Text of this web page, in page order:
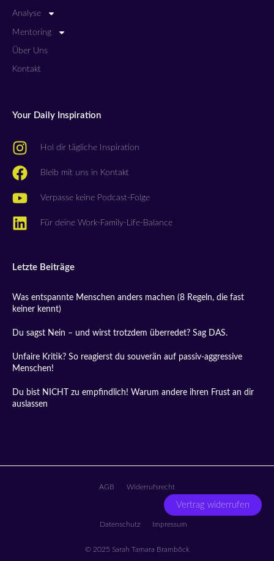
Analyse
Mentoring
Über Uns
Kontakt
Your Daily Inspiration
Hol dir tägliche Inspiration
Bleib mit uns in Kontakt
Verpasse keine Podcast-Folge
Für deine Work-Family-Life-Balance
Letzte Beiträge
Was entspannte Menschen anders machen (8 Regeln, die fast
keiner kennt)
Du sagst Nein – und wirst trotzdem überredet? Sag DAS.
Unfaire Kritik? So reagierst du souverän auf passiv-aggressive
Menschen!
Du bist NICHT zu empfindlich! Warum andere ihren Frust an dir
auslassen
© 2025 Sarah Tamara Bramböck
AGB Widerrufsrecht
Vertrag widerrufen
Datenschutz Impressum